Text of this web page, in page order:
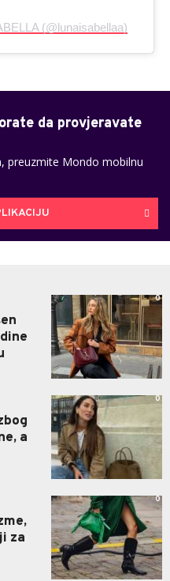
(@lunaisabellaa)
da provjeravate
preuzmite Mondo mobilnu
0
a
0
za
0